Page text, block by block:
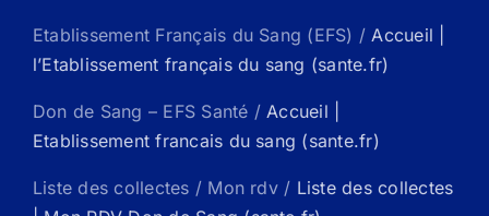
Etablissement Français du Sang (EFS) / Accueil |
l’Etablissement français du sang (sante.fr)
Don de Sang – EFS Santé / Accueil |
Etablissement francais du sang (sante.fr)
Liste des collectes / Mon rdv / Liste des collectes